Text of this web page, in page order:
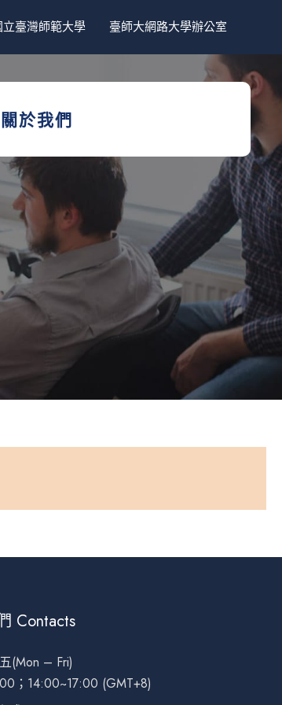
立臺灣師範大學 臺師大網路大學辦公室
關於我們
Contacts
(Mon – Fri)
；14:00~17:00 (GMT+8)